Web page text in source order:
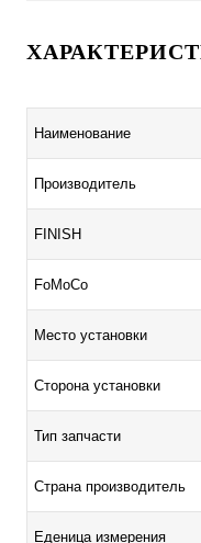
Наименование
Производитель
FINISH
FoMoCo
Место установки
Сторона установки
Тип запчасти
Страна производитель
Еденица измерения